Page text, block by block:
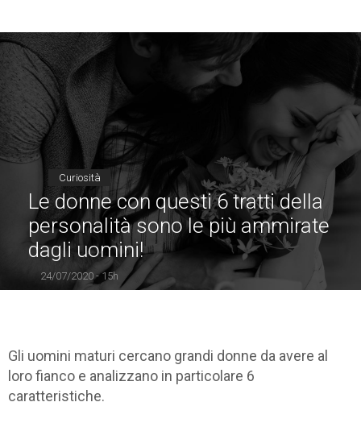
Curiosità
Le donne con questi 6 tratti della
personalità sono le più ammirate
dagli uomini!
24/07/2020 - 15h
Gli uomini maturi cercano grandi donne da avere al
loro fianco e analizzano in particolare 6
caratteristiche.